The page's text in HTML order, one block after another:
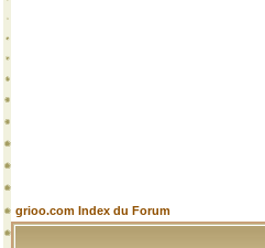
grioo.com Index du Forum